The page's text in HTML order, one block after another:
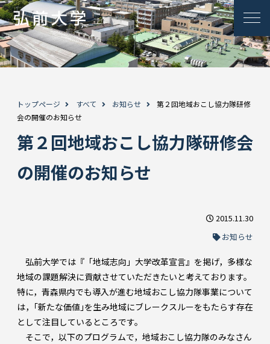
トップページ すべて お知らせ
第２回地域おこし協力隊研修
会の開催のお知らせ
第２回地域おこし協力隊研修会
の開催のお知らせ
2015.11.30
お知らせ
弘前大学では『「地域志向」大学改革宣言』を掲げ，多様な
地域の課題解決に貢献させていただきたいと考えております。
特に，青森県内でも導入が進む地域おこし協力隊事業について
は，｢新たな価値｣を生み地域にブレークスルーをもたらす存在
として注目しているところです。
そこで，以下のプログラムで，地域おこし協力隊のみなさん